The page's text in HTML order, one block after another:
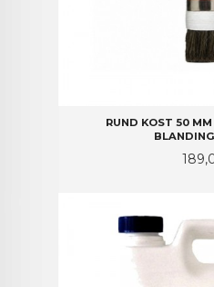
RUND KOST 50
Pris